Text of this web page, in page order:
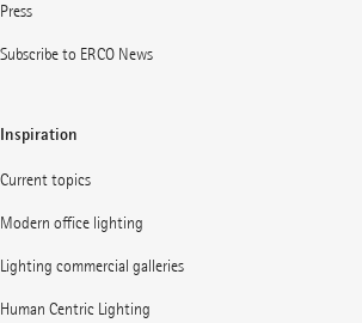
Press
Subscribe to ERCO News
Inspiration
Current topics
Modern office lighting
Lighting commercial galleries
Human Centric Lighting